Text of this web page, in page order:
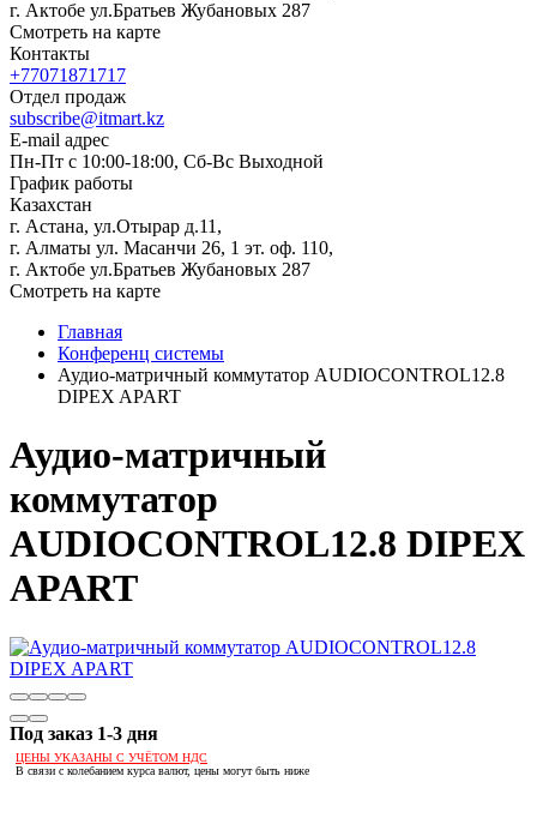
г. Актобе ул.Братьев Жубановых 287
Смотреть на карте
Контакты
+77071871717
Отдел продаж
subscribe@itmart.kz
E-mail адрес
Пн-Пт с 10:00-18:00, Сб-Вс Выходной
График работы
Казахстан
г. Астана, ул.Отырар д.11,
г. Алматы ул. Масанчи 26, 1 эт. оф. 110,
г. Актобе ул.Братьев Жубановых 287
Смотреть на карте
Главная
Конференц системы
Аудио-матричный коммутатор AUDIOCONTROL12.8
DIPEX APART
Аудио-матричный
коммутатор
AUDIOCONTROL12.8 DIPEX
APART
Под заказ 1-3 дня
ЦЕНЫ УКАЗАНЫ С УЧЁТОМ НДС
В связи с колебанием курса валют, цены могут быть ниже